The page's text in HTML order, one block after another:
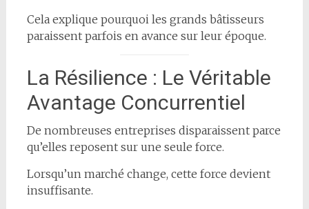
Cela explique pourquoi les grands bâtisseurs
paraissent parfois en avance sur leur époque.
La Résilience : Le Véritable
Avantage Concurrentiel
De nombreuses entreprises disparaissent parce
qu’elles reposent sur une seule force.
Lorsqu’un marché change, cette force devient
insuffisante.